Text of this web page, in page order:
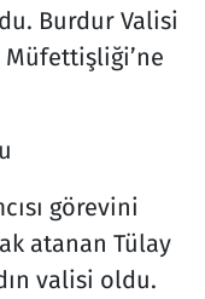
Burdur Valisi
görevini
atanan Tülay
valisi oldu.